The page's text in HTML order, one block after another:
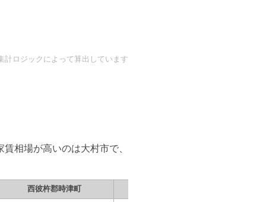
ロジックによって算出しています
賃相場が高いのは大村市で、
西彼杵郡時津町